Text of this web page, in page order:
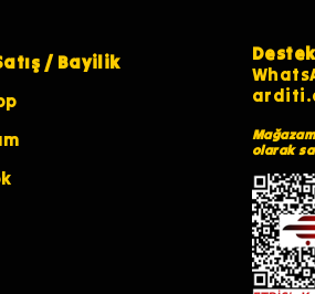
/ Bayilik
olarak